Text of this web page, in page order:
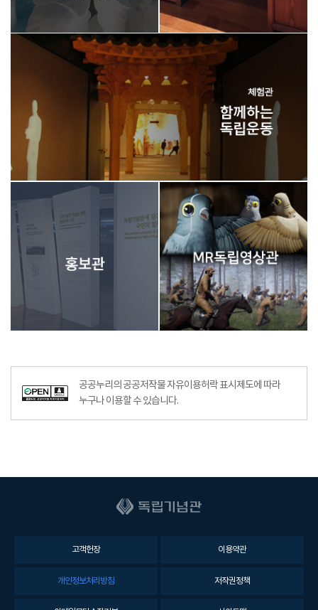
공공누리의 공공저작물 자유이용허락 표시제도에 따라
누구나 이용할 수 있습니다.
고객헌장 이용약관
개인정보처리방침 저작권정책